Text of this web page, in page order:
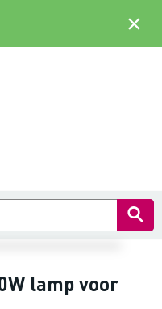
lamp voor
×